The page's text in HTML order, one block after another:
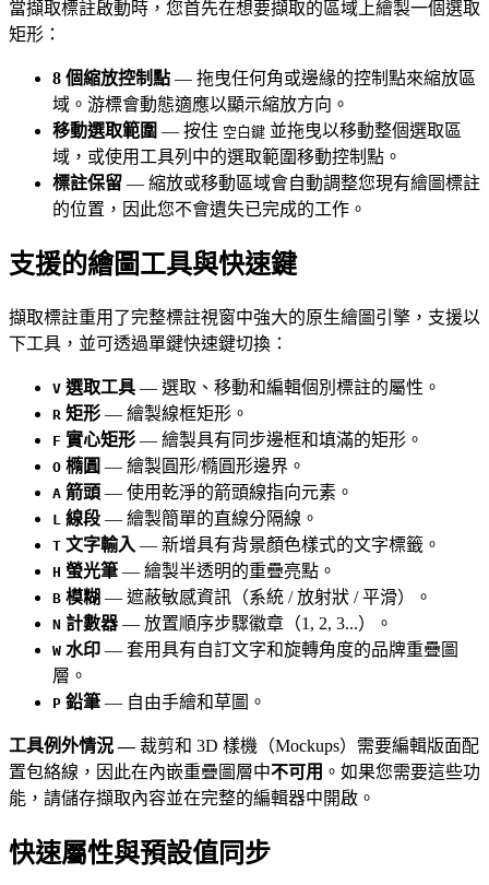
當擷取標註啟動時，您首先在想要擷取的區域上繪製一個選取
矩形：
8 個縮放控制點 — 拖曳任何角或邊緣的控制點來縮放區
域。游標會動態適應以顯示縮放方向。
移動選取範圍 — 按住 空白鍵 並拖曳以移動整個選取區
域，或使用工具列中的選取範圍移動控制點。
標註保留 — 縮放或移動區域會自動調整您現有繪圖標註
的位置，因此您不會遺失已完成的工作。
支援的繪圖工具與快速鍵
擷取標註重用了完整標註視窗中強大的原生繪圖引擎，支援以
下工具，並可透過單鍵快速鍵切換：
V 選取工具 — 選取、移動和編輯個別標註的屬性。
R 矩形 — 繪製線框矩形。
F 實心矩形 — 繪製具有同步邊框和填滿的矩形。
O 橢圓 — 繪製圓形/橢圓形邊界。
A 箭頭 — 使用乾淨的箭頭線指向元素。
L 線段 — 繪製簡單的直線分隔線。
T 文字輸入 — 新增具有背景顏色樣式的文字標籤。
H 螢光筆 — 繪製半透明的重疊亮點。
B 模糊 — 遮蔽敏感資訊（系統 / 放射狀 / 平滑）。
N 計數器 — 放置順序步驟徽章（1, 2, 3...）。
W 水印 — 套用具有自訂文字和旋轉角度的品牌重疊圖
層。
P 鉛筆 — 自由手繪和草圖。
工具例外情況 —裁剪和 3D 樣機（Mockups）需要編輯版面配
置包絡線，因此在內嵌重疊圖層中不可用 。如果您需要這些功
能，請儲存擷取內容並在完整的編輯器中開啟。
快速屬性與預設值同步